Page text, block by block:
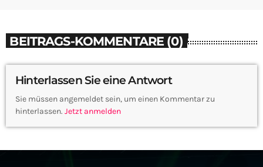
BEITRAGS-KOMMENTARE (0)
Hinterlassen Sie eine Antwort
Sie müssen angemeldet sein, um einen Kommentar zu
hinterlassen. Jetzt anmelden